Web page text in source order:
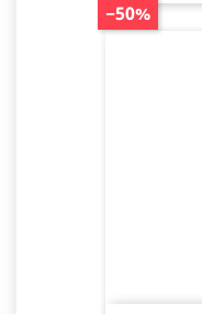
−50%